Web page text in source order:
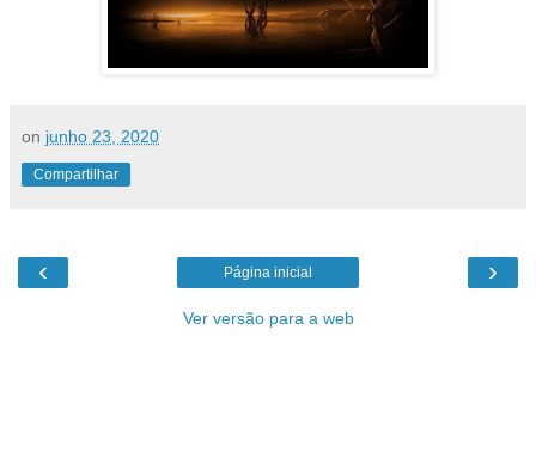
on junho 23, 2020
Compartilhar
‹ ›
Página inicial
Ver versão para a web